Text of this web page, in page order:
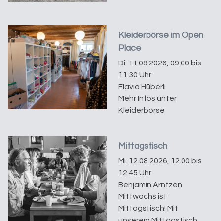
Kleiderbörse im Open
Place
Di. 11.08.2026, 09.00 bis
11.30 Uhr
Flavia Hüberli
Mehr Infos unter
Kleiderbörse
Mittagstisch
Mi. 12.08.2026, 12.00 bis
12.45 Uhr
Benjamin Arntzen
Mittwochs ist
Mittagstisch! Mit